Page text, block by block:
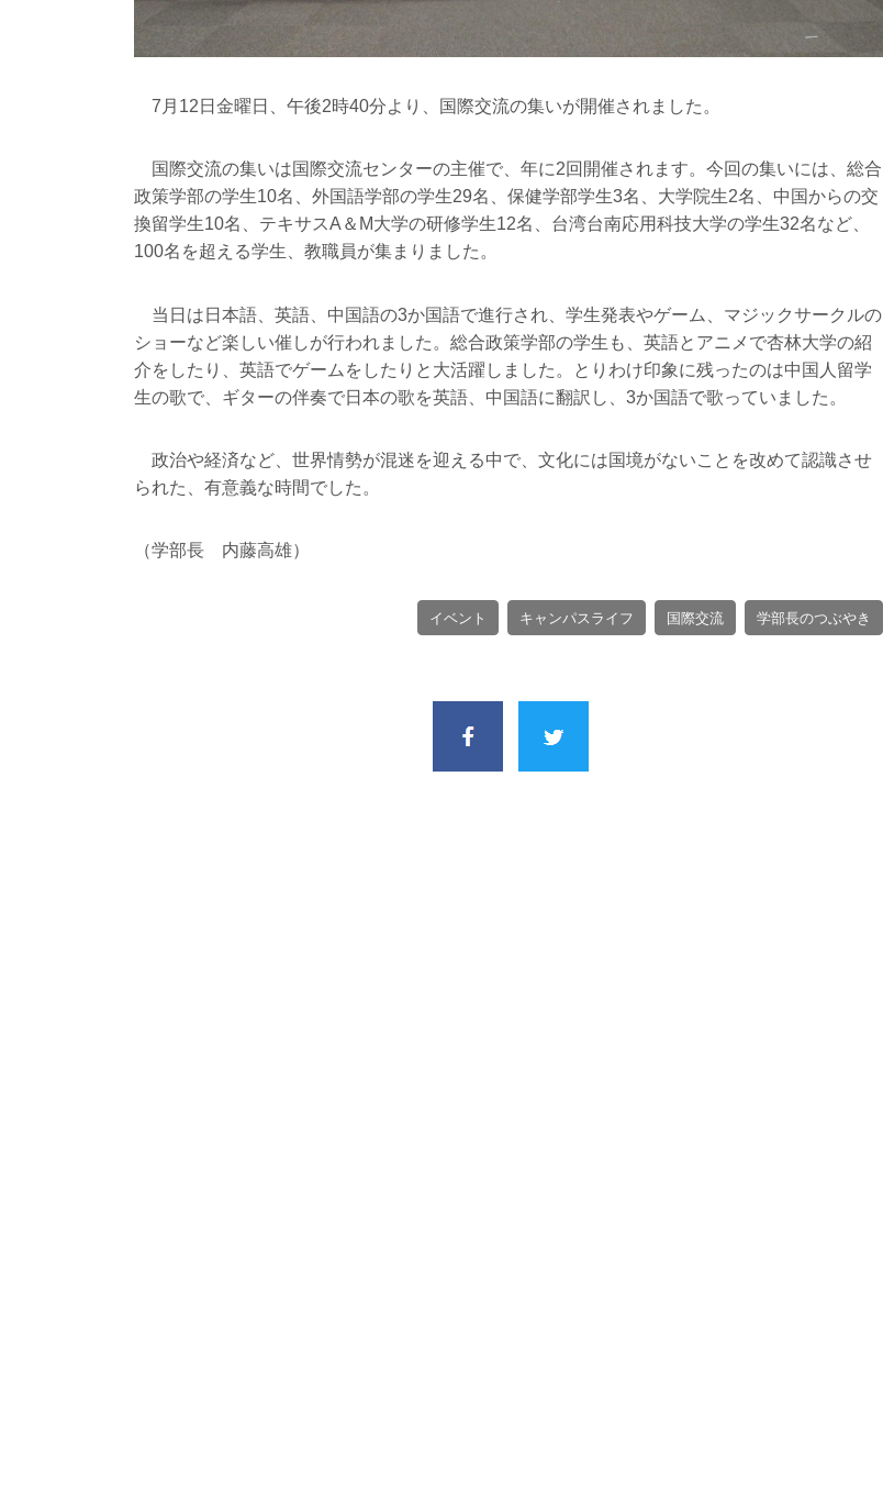
7月12日金曜日、午後2時40分より、国際交流の集いが開催されました。
国際交流の集いは国際交流センターの主催で、年に2回開催されます。今回の集いには、総合
政策学部の学生10名、外国語学部の学生29名、保健学部学生3名、大学院生2名、中国からの交
換留学生10名、テキサスA＆M大学の研修学生12名、台湾台南応用科技大学の学生32名など、
100名を超える学生、教職員が集まりました。
当日は日本語、英語、中国語の3か国語で進行され、学生発表やゲーム、マジックサークルの
ショーなど楽しい催しが行われました。総合政策学部の学生も、英語とアニメで杏林大学の紹
介をしたり、英語でゲームをしたりと大活躍しました。とりわけ印象に残ったのは中国人留学
生の歌で、ギターの伴奏で日本の歌を英語、中国語に翻訳し、3か国語で歌っていました。
政治や経済など、世界情勢が混迷を迎える中で、文化には国境がないことを改めて認識させ
られた、有意義な時間でした。
（学部長 内藤高雄）
イベント キャンパスライフ 国際交流 学部長のつぶやき